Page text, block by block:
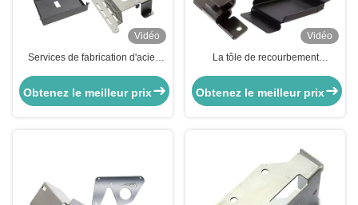
Vidéo
Services de fabrication d'acier
embouties par recourbement de
Obtenez le meilleur prix
Vidéo
La tôle de recourbement
des pièces d'emboutissage de
Obtenez le meilleur prix